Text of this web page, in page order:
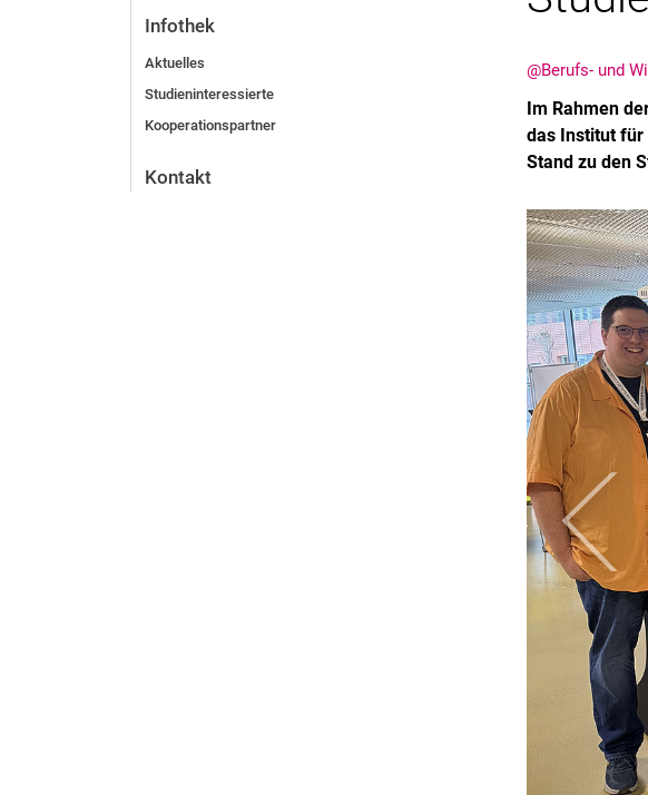
Infothek
Aktuelles
Studieninteressierte
Kooperationspartner
Kontakt
@Berufs- und
​​Im Rahmen
das Institut für
Stand zu den
zurück